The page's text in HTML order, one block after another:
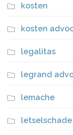
kosten
kosten
legalitas
legrand
lemache
letselschade